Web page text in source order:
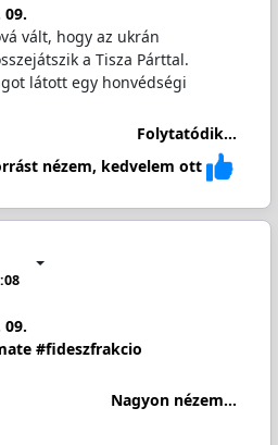
09.
vált, hogy az ukrán
a Tisza Párttal.
látott egy honvédségi
Folytatódik...
nézem, kedvelem ott
09.
#fideszfrakcio
Nagyon nézem...